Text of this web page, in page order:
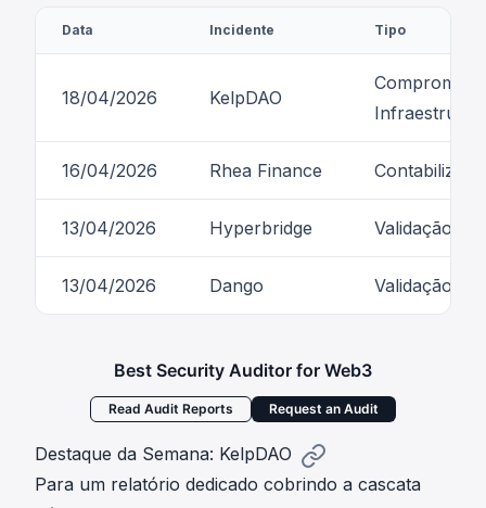
Data Incidente Tipo
18/04/2026 KelpDAO
16/04/2026 Rhea Finance
13/04/2026 Hyperbridge Validação
13/04/2026 Dango Validação
Best Security Auditor for Web3
Read Audit Reports Request an Audit
Destaque da Semana: KelpDAO
Para um relatório dedicado cobrindo a cascata